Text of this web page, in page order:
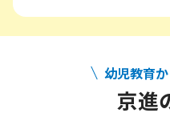
幼児教育
京進